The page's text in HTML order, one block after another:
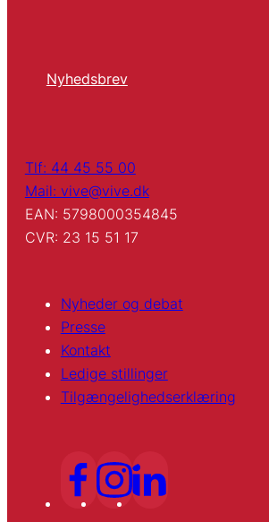
Nyhedsbrev
Tlf: 44 45 55 00
Mail: vive@vive.dk
EAN: 5798000354845
CVR: 23 15 51 17
Nyheder og debat
Presse
Kontakt
Ledige stillinger
Tilgængelighedserklæring